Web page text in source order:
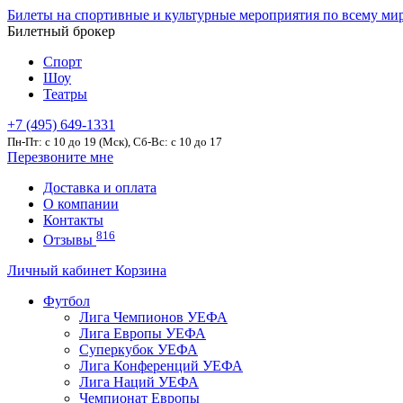
Билеты на спортивные и культурные мероприятия по всему
Билетный брокер
Спорт
Шоу
Театры
+7 (495) 649-1331
Пн-Пт: c 10 до 19 (Мск), Сб-Вс: с 10 до 17
Перезвоните мне
Доставка и оплата
О компании
Контакты
Отзывы 816
Личный кабинет Корзина
Футбол
Лига Чемпионов УЕФА
Лига Европы УЕФА
Суперкубок УЕФА
Лига Конференций УЕФА
Лига Наций УЕФА
Чемпионат Европы